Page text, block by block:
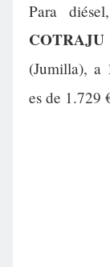
Para
COTRAJU
(Jumilla), a
es de 1.729